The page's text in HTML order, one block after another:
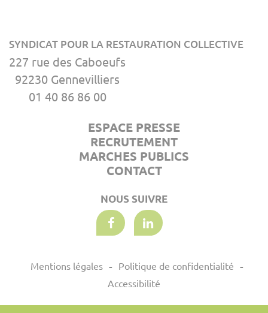
SYNDICAT POUR LA RESTAURATION COLLECTIVE
227 rue des Caboeufs
92230 Gennevilliers
01 40 86 86 00
ESPACE PRESSE
RECRUTEMENT
MARCHES PUBLICS
CONTACT
NOUS SUIVRE
Mentions légales
Politique de confidentialité
Accessibilité